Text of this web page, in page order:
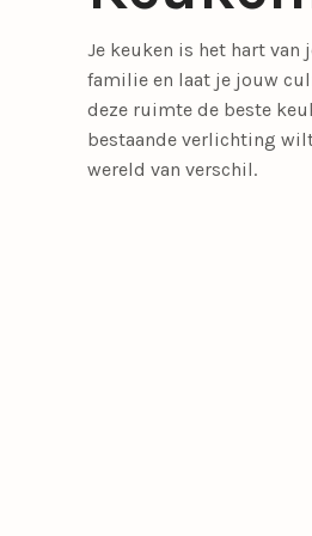
Tafellampen
Slaapkamerlampen
Meer
LED lichtbronnen
Eetkamerstoelen
Je keuken is het hart
familie en laat je jouw
deze ruimte de beste
bestaande verlichting
wereld van verschil.